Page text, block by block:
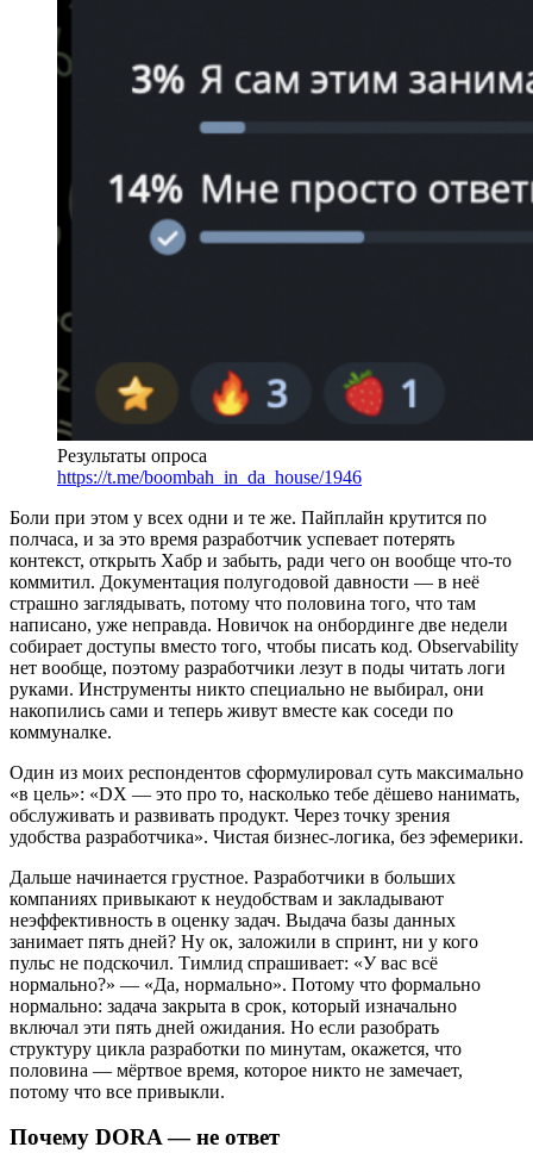
Результаты опроса
https://t.me/boombah_in_da_house/1946
Боли при этом у всех одни и те же. Пайплайн крутится по
полчаса, и за это время разработчик успевает потерять
контекст, открыть Хабр и забыть, ради чего он вообще что-то
коммитил. Документация полугодовой давности — в неё
страшно заглядывать, потому что половина того, что там
написано, уже неправда. Новичок на онбординге две недели
собирает доступы вместо того, чтобы писать код. Observability
нет вообще, поэтому разработчики лезут в поды читать логи
руками. Инструменты никто специально не выбирал, они
накопились сами и теперь живут вместе как соседи по
коммуналке.
Один из моих респондентов сформулировал суть максимально
«в цель»: «DX — это про то, насколько тебе дёшево нанимать,
обслуживать и развивать продукт. Через точку зрения
удобства разработчика». Чистая бизнес-логика, без эфемерики.
Дальше начинается грустное. Разработчики в больших
компаниях привыкают к неудобствам и закладывают
неэффективность в оценку задач. Выдача базы данных
занимает пять дней? Ну ок, заложили в спринт, ни у кого
пульс не подскочил. Тимлид спрашивает: «У вас всё
нормально?» — «Да, нормально». Потому что формально
нормально: задача закрыта в срок, который изначально
включал эти пять дней ожидания. Но если разобрать
структуру цикла разработки по минутам, окажется, что
половина — мёртвое время, которое никто не замечает,
потому что все привыкли.
Почему DORA — не ответ